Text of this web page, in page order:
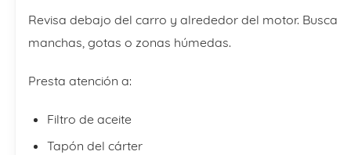
Revisa debajo del carro y alrededor del motor. Busca
manchas, gotas o zonas húmedas.
Presta atención a:
Filtro de aceite
Tapón del cárter